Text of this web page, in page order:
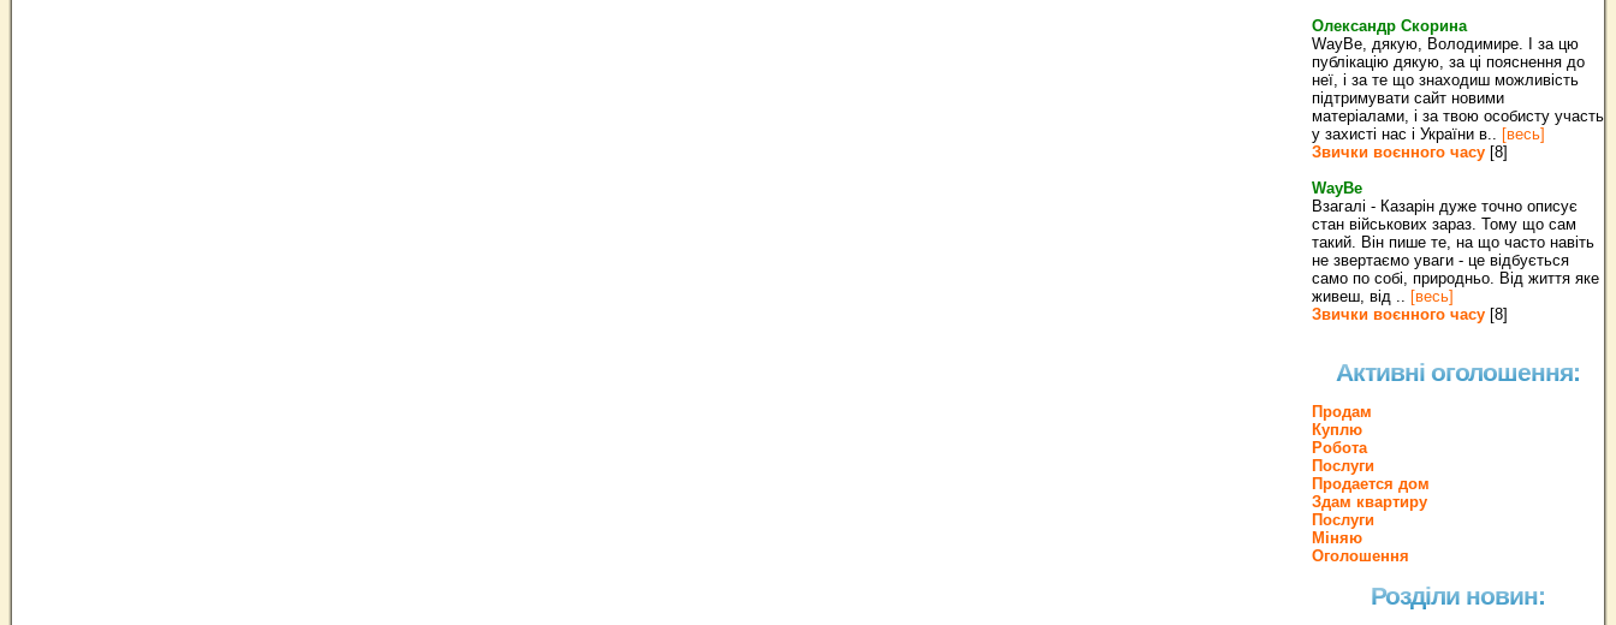
Олександр Скорина
WayBe, дякую, Володимире. І за цю
публікацію дякую, за ці пояснення до
неї, і за те що знаходиш можливість
підтримувати сайт новими
матеріалами, і за твою особисту участь
у захисті нас і України в.. [весь]
Звички воєнного часу [8]
WayBe
Взагалі - Казарін дуже точно описує
стан військових зараз. Тому що сам
такий. Він пише те, на що часто навіть
не звертаємо уваги - це відбується
само по собі, природньо. Від життя яке
живеш, від .. [весь]
Звички воєнного часу [8]
Активні оголошення:
Продам
Куплю
Робота
Послуги
Продается дом
Здам квартиру
Послуги
Міняю
Оголошення
Розділи новин: